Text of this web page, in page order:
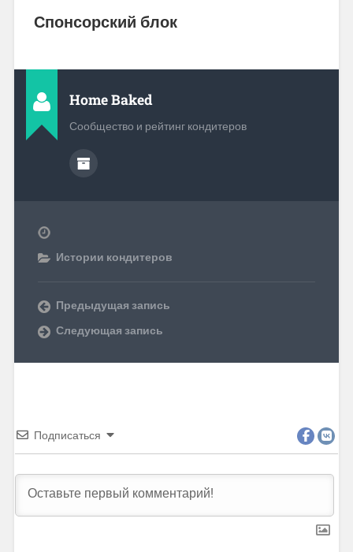
Спонсорский блок
Home Baked
Сообщество и рейтинг кондитеров
Истории кондитеров
Предыдущая запись
Следующая запись
Подписаться